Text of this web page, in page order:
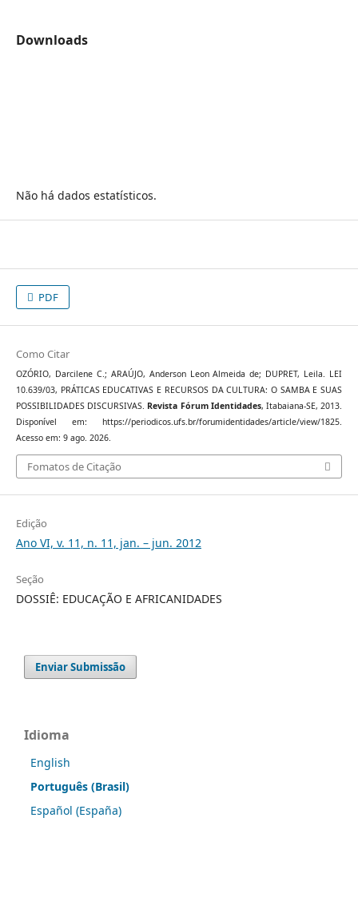
Downloads
Não há dados estatísticos.
PDF
Como Citar
OZÓRIO, Darcilene C.; ARAÚJO, Anderson Leon Almeida de; DUPRET, Leila. LEI
10.639/03, PRÁTICAS EDUCATIVAS E RECURSOS DA CULTURA: O SAMBA E SUAS
POSSIBILIDADES DISCURSIVAS. Revista Fórum Identidades, Itabaiana-SE, 2013.
Disponível em: https://periodicos.ufs.br/forumidentidades/article/view/1825.
Acesso em: 9 ago. 2026.
Fomatos de Citação
Edição
Ano VI, v. 11, n. 11, jan. – jun. 2012
Seção
DOSSIÊ: EDUCAÇÃO E AFRICANIDADES
Enviar Submissão
Idioma
English
Português (Brasil)
Español (España)